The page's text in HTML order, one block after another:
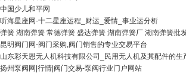
中国少儿和平网
听海星座网-十二星座运程_财运_爱情_事业运分析
弹簧 湖南弹簧 常德弹簧 盛达弹簧 湖南弹簧厂 湖南弹簧批
昆明阀门网-阀门采购,阀门销售的专业交易平台
山东彩天恩无人机科技有限公司_民用无人机及其配件的生
扬州泵阀网|行情|阀门交易-泵阀行业门户网站